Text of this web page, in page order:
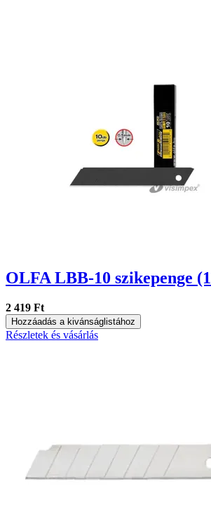
OLFA LBB-10 szikepenge
2 419 Ft
Hozzáadás a kivánságlistához
Részletek és vásárlás